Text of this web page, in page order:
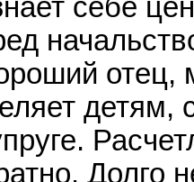
себе
отец,
детям,
Долго